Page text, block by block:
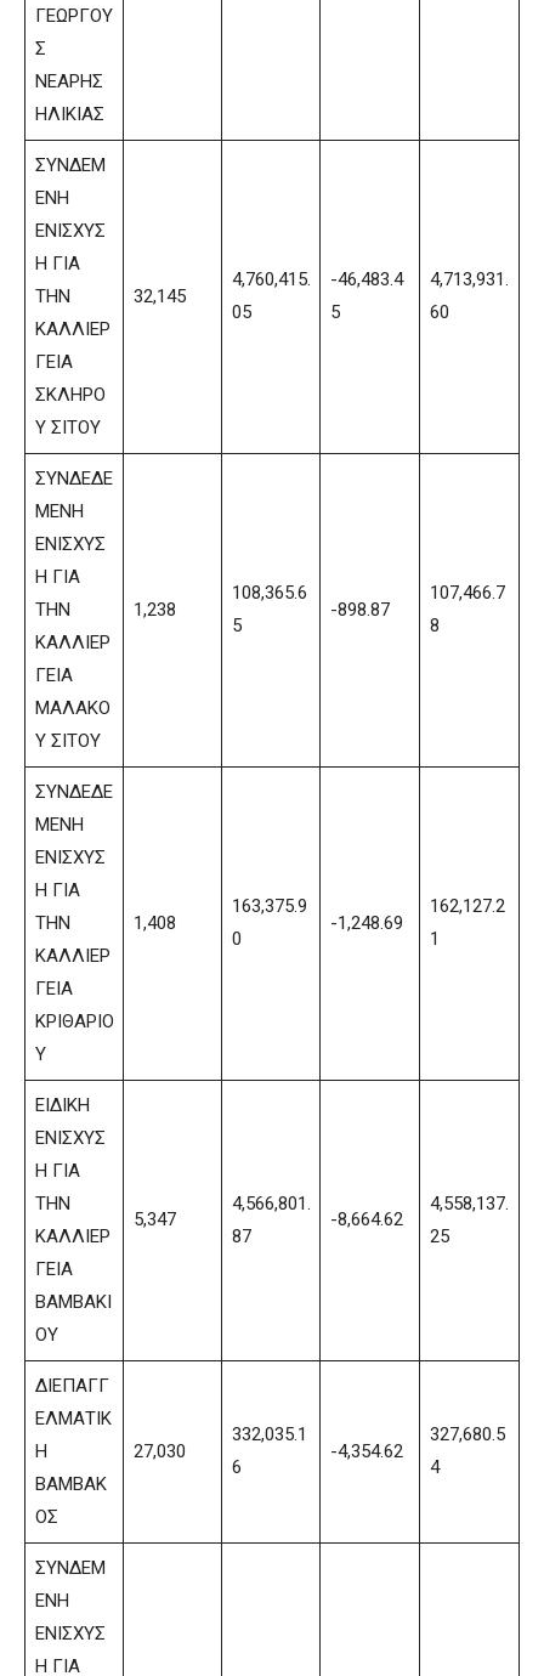
ΓΕΩΡΓΟΥ
Σ
ΝΕΑΡΗΣ
ΗΛΙΚΙΑΣ
ΣΥΝΔΕΜ
ΕΝΗ
ΕΝΙΣΧΥΣ
Η ΓΙΑ
ΤΗΝ
ΚΑΛΛΙΕΡ
ΓΕΙΑ
ΣΚΛΗΡΟ
Υ ΣΙΤΟΥ
32,145
4,760,415.
05
-46,483.4
5
4,713,931.
60
ΣΥΝΔΕΔΕ
ΜΕΝΗ
ΕΝΙΣΧΥΣ
Η ΓΙΑ
ΤΗΝ
ΚΑΛΛΙΕΡ
ΓΕΙΑ
ΜΑΛΑΚΟ
Υ ΣΙΤΟΥ
1,238
108,365.6
5
-898.87
107,466.7
8
ΣΥΝΔΕΔΕ
ΜΕΝΗ
ΕΝΙΣΧΥΣ
Η ΓΙΑ
ΤΗΝ
ΚΑΛΛΙΕΡ
ΓΕΙΑ
ΚΡΙΘΑΡΙΟ
Υ
1,408
163,375.9
0
-1,248.69
162,127.2
1
ΕΙΔΙΚΗ
ΕΝΙΣΧΥΣ
Η ΓΙΑ
ΤΗΝ
ΚΑΛΛΙΕΡ
ΓΕΙΑ
ΒΑΜΒΑΚΙ
ΟΥ
5,347
4,566,801.
87
-8,664.62
4,558,137.
25
ΔΙΕΠΑΓΓ
ΕΛΜΑΤΙΚ
Η
ΒΑΜΒΑΚ
ΟΣ
27,030
332,035.1
6
-4,354.62
327,680.5
4
ΣΥΝΔΕΜ
ΕΝΗ
ΕΝΙΣΧΥΣ
Η ΓΙΑ